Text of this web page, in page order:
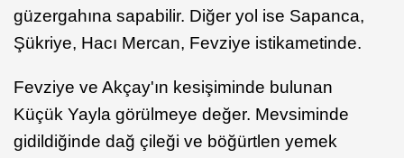
güzergahına sapabilir. Diğer yol ise Sapanca,
Şükriye, Hacı Mercan, Fevziye istikametinde.
Fevziye ve Akçay'ın kesişiminde bulunan
Küçük Yayla görülmeye değer. Mevsiminde
gidildiğinde dağ çileği ve böğürtlen yemek